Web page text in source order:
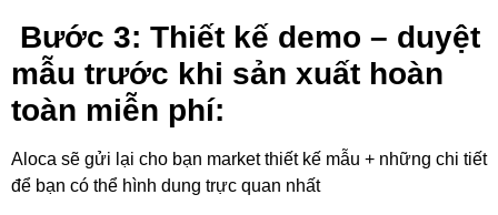
Bước 3: Thiết kế demo – duyệt
mẫu trước khi sản xuất hoàn
toàn miễn phí:
Aloca sẽ gửi lại cho bạn market thiết kế mẫu + những chi tiết
để bạn có thể hình dung trực quan nhất